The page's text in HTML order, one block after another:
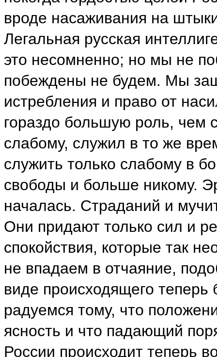
вроде насаживания на
Легальная русская
это несомненно; но мы не
побеждены не будем. Мы
истребления и право от
гораздо большую роль, чем
слабому, служил в то же
служить только слабому в
свободы и больше никому.
началась. Страданий и
Они придают только сил и
спокойствия, которые так
не впадаем в отчаяние,
виде происходящего теперь
радуемся тому, что
ясность и что падающий
России происходит теперь